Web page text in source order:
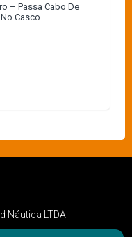
– Passa Cabo De
Casco
Náutica LTDA